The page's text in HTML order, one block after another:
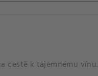
cestě k tajemnému vínu.